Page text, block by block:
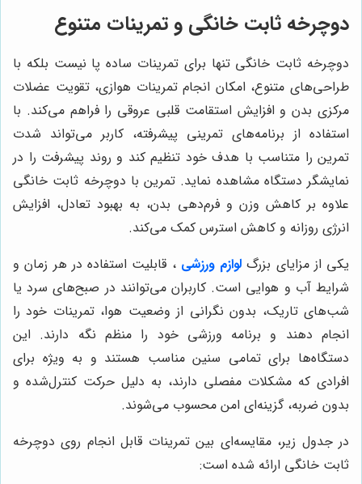
دوچرخه ثابت خانگی و تمرینات متنوع
دوچرخه ثابت خانگی تنها برای تمرینات ساده پا نیست بلکه با
طراحی‌های متنوع، امکان انجام تمرینات هوازی، تقویت عضلات
مرکزی بدن و افزایش استقامت قلبی عروقی را فراهم می‌کند. با
استفاده از برنامه‌های تمرینی پیشرفته، کاربر می‌تواند شدت
تمرین را متناسب با هدف خود تنظیم کند و روند پیشرفت را در
نمایشگر دستگاه مشاهده نماید. تمرین با دوچرخه ثابت خانگی
علاوه بر کاهش وزن و فرم‌دهی بدن، به بهبود تعادل، افزایش
انرژی روزانه و کاهش استرس کمک می‌کند.
یکی از مزایای بزرگ لوازم ورزشی ، قابلیت استفاده در هر زمان و
شرایط آب و هوایی است. کاربران می‌توانند در صبح‌های سرد یا
شب‌های تاریک، بدون نگرانی از وضعیت هوا، تمرینات خود را
انجام دهند و برنامه ورزشی خود را منظم نگه دارند. این
دستگاه‌ها برای تمامی سنین مناسب هستند و به ویژه برای
افرادی که مشکلات مفصلی دارند، به دلیل حرکت کنترل‌شده و
بدون ضربه، گزینه‌ای امن محسوب می‌شوند.
در جدول زیر، مقایسه‌ای بین تمرینات قابل انجام روی دوچرخه
ثابت خانگی ارائه شده است: